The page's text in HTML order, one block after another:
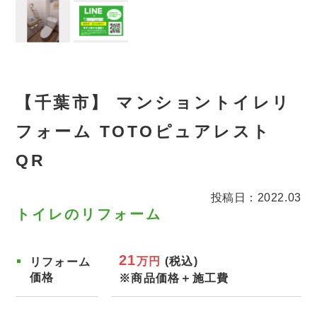
【千葉市】 マンショントイレリ
フォーム TOTOピュアレスト
QR
投稿日：2022.03
トイレのリフォーム
リフォーム
価格
21万円 (税込)
※商品価格＋施工費